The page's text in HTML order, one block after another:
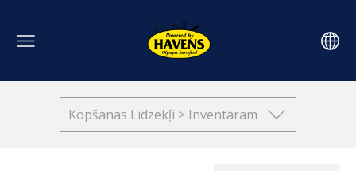
Kopšanas Līdzekļi > Inventāram